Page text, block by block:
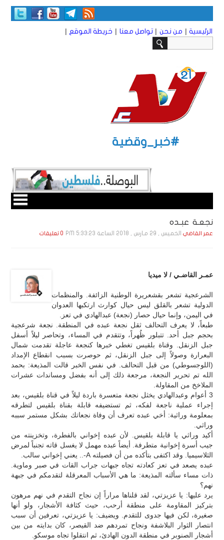
الرئيسية | من نحن | تواصل معنا | خريطة الموقع |
#خبر_وقضية
نجعـة عبـده
عمر القاضي الخميس , 29 مـارس , 2018 الساعة 5:33:23 PM 0 تعليقات
عمـر القاضـي / لا ميديا
الشرعجية تشعر بقشعريرة الوطنية الزائفة. والمنظمات
الدولية تشعر بالقلق ليس حيال كوارث ارتكبها العدوان
في اليمن، وإنما حيال حصار (نجعة) عبدالهادي في تعز.
طبعاً، لا يعرف التحالف ثقل نجعة عبده في المنطقة. نجعة شرعجية
بحجم جبل أحد. تتبلور ظُهراً، وتتقدم في المساء، وتحاصر ليلاً أسفل
جبل الزنقل. وقناة بلقيس تغطي خبرها كنجعة عاجلة تقدمت شمال
البعرارة وصولاً إلى جبل الزنقل، ثم حوصرت بسبب انقطاع الإمداد
(اللوجسوطي) من قبل التحالف. في نفس الخبر قالت المذيعة: بحمد
الله تم تحرير النجعة، مرجعة ذلك إلى أنه بفضل ومساندات عشرات
الملاخخ من المقاولة.
3 أعوام وعبدالهادي يخثل نجعة متعسرة باردة ليلاً في قناة بلقيس، بعد
إجراء عملية ناجعة لفكه، ثم تستضيفه قابلة بقناة بلقيس لتطرقه
بمعلومة وراثية: أخي عبده تعرف أن وفاة نجعاتك بشكل مستمر سببه
وراثي.
أكيد وراثي يا قابلة بلقيس. لأن عبده إخواني بالفطرة، وتخزينته من
جيب أسرة إخوانية متطرفة. أيضاً عبده مهمل لا يغسل قاته تجنباً لمرض
الثلاسيميا. وقد اكتفى بتأكده من أن فصيلته A-.. يعني إخواني سالب.
عبده يصعد في تعز كعادته تجاه جبهات جراب القات في صبر وماوية.
ذات مساء سألته المذيعة: ما هي الأسباب المعرقلة لتقدمكم في جبهة
نهم؟
يرد عليها: يا عزيزتي، لقد قلناها مراراً إن نجاح التقدم في نهم مرهون
بتركيز المقاومة على منطقة أرحب، حيث كثافة الأشجار، ولو أنها
صغيرة، لكن فيها جدوى للتقدم. ويضيف: يا عزيزتي، تعرفين أن سبب
انتصار الثوار البلاشفة ونجاح تمردهم ضد القيصر، كان بدايته من بين
أشجار الصنوبر في منطقة الدون الهادئ، ثم انتقلوا تجاه موسكو.